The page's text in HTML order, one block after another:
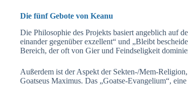
Die fünf Gebote von Keanu
Die Philosophie des Projekts basiert angeblich auf
einander gegenüber exzellent“ und „Bleibt
Bereich, der oft von Gier und Feindseligkeit
Außerdem ist der Aspekt der Sekten-/Mem-
Goatseus Maximus. Das „Goatse-Evangelium“,